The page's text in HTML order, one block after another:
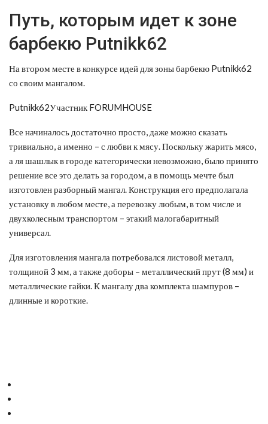
Путь, которым идет к зоне
барбекю Putnikk62
На втором месте в конкурсе идей для зоны барбекю Putnikk62
со своим мангалом.
Putnikk62Участник FORUMHOUSE
Все начиналось достаточно просто, даже можно сказать
тривиально, а именно – с любви к мясу. Поскольку жарить мясо,
а ля шашлык в городе категорически невозможно, было принято
решение все это делать за городом, а в помощь мечте был
изготовлен разборный мангал. Конструкция его предполагала
установку в любом месте, а перевозку любым, в том числе и
двухколесным транспортом – этакий малогабаритный
универсал.
Для изготовления мангала потребовался листовой металл,
толщиной 3 мм, а также доборы – металлический прут (8 мм) и
металлические гайки. К мангалу два комплекта шампуров –
длинные и короткие.